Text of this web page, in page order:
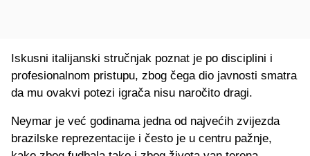
Iskusni italijanski stručnjak poznat je po disciplini i
profesionalnom pristupu, zbog čega dio javnosti smatra
da mu ovakvi potezi igrača nisu naročito dragi.
Neymar je već godinama jedna od najvećih zvijezda
brazilske reprezentacije i često je u centru pažnje,